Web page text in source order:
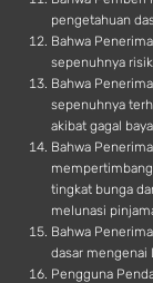
pengetahuan
Bahwa
sepenuhnya
Bahwa
sepenuhnya
akibat gagal
Bahwa
tingkat bunga
melunasi
Bahwa
dasar mengenai
Pengguna